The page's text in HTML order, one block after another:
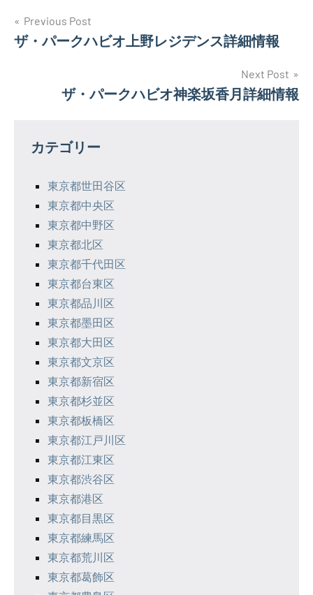
投
稿
ー
Previous Post
ザ・パークハビオ上野レジデンス詳細情報
Next Post
ザ・パークハビオ神楽坂香月詳細情報
カテゴリー
東京都世田谷区
東京都中央区
東京都中野区
東京都北区
東京都千代田区
東京都台東区
東京都品川区
東京都墨田区
東京都大田区
東京都文京区
東京都新宿区
東京都杉並区
東京都板橋区
東京都江戸川区
東京都江東区
東京都渋谷区
東京都港区
東京都目黒区
東京都練馬区
東京都荒川区
東京都葛飾区